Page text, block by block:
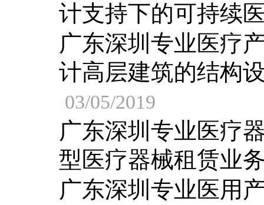
计支持下的可持续
广东深圳专业医疗
计高层建筑的结构
03/05/2019
广东深圳专业医疗
型医疗器械租赁业
广东深圳专业医用